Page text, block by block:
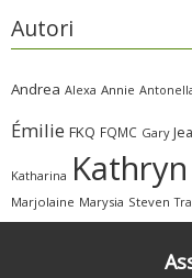
Autori
Andrea Alexa Annie
Émilie FKQ FQMC Gary
Katharina Kathryn
Marjolaine Marysia Steven